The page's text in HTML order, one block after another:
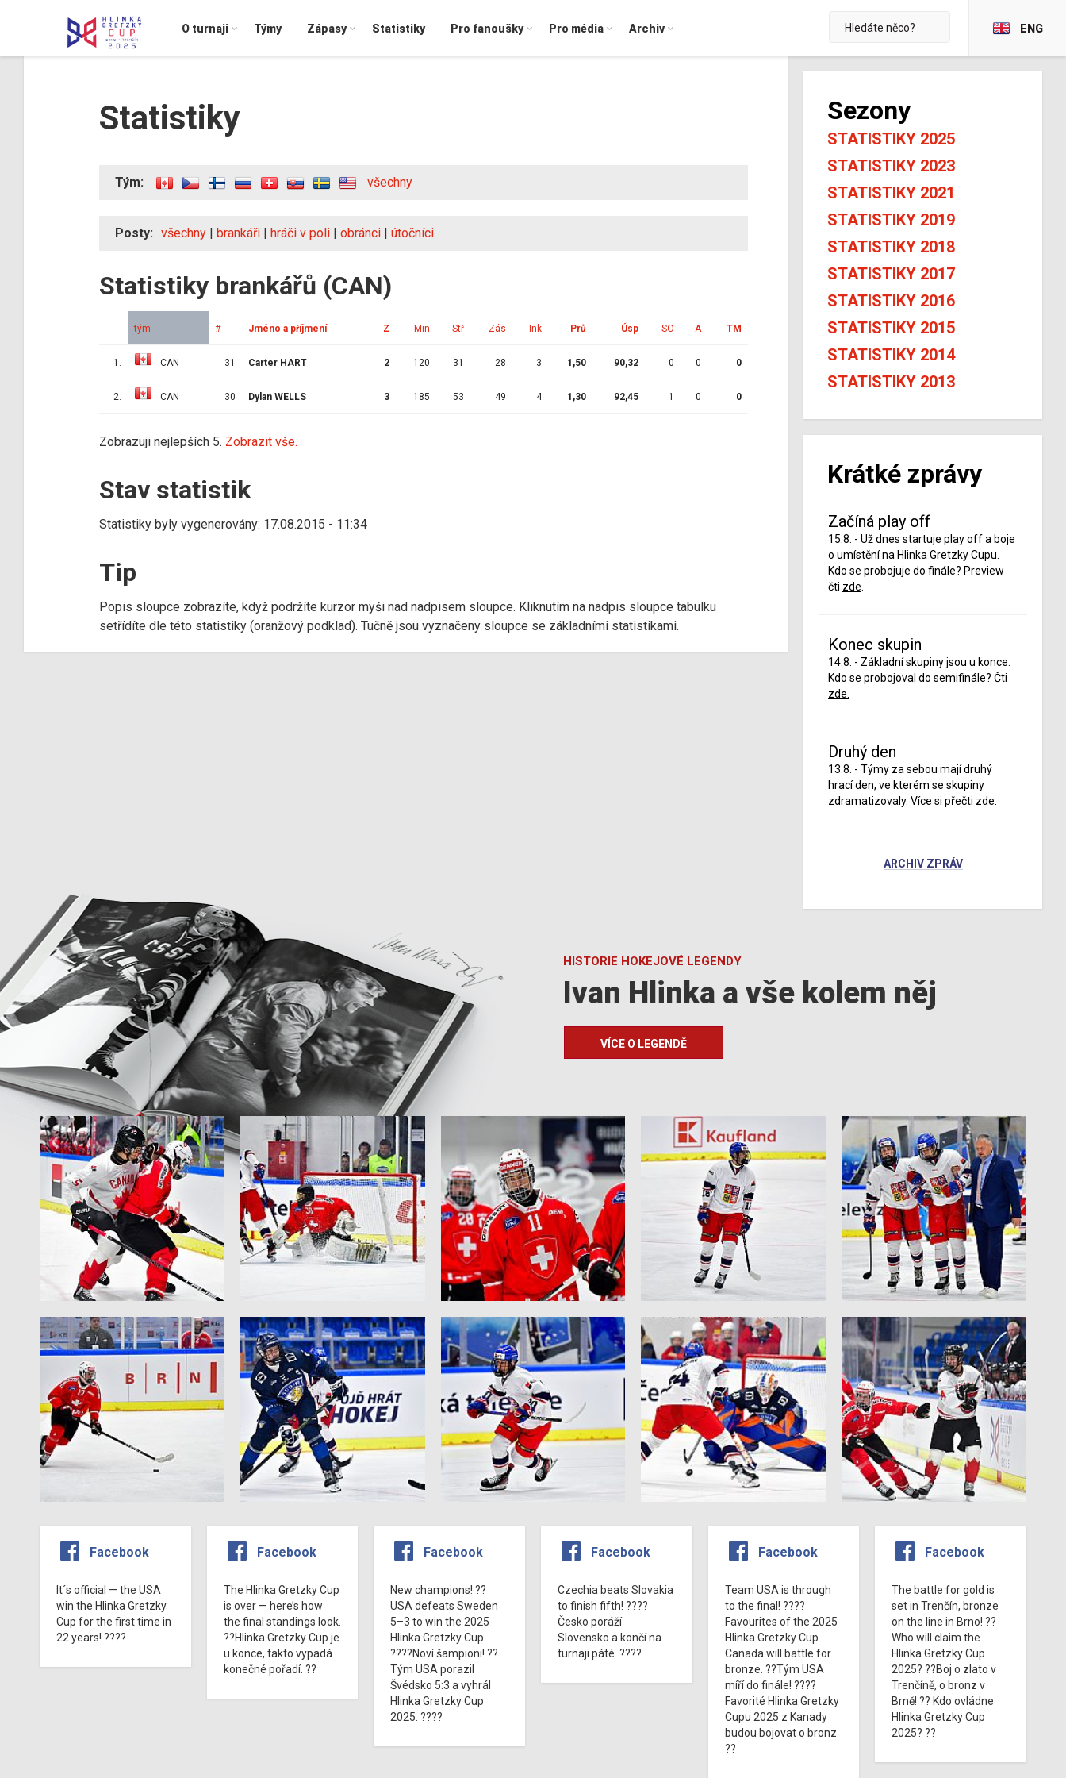
O turnaji Týmy Zápasy Statistiky Pro fanoušky Pro média Archiv ENG
Statistiky
Tým: všechny
Posty: všechny | brankáři | hráči v poli | obránci | útočníci
Statistiky brankářů (CAN)
tým # Jméno a příjmení Z Min Stř Zás Ink Prů Úsp SO A TM
1. CAN 31 Carter HART 2 120 31 28 3 1,50 90,32 0 0 0
2. CAN 30 Dylan WELLS 3 185 53 49 4 1,30 92,45 1 0 0
Zobrazuji nejlepších 5. Zobrazit vše.
Stav statistik
Statistiky byly vygenerovány: 17.08.2015 - 11:34
Tip
Popis sloupce zobrazíte, když podržíte kurzor myši nad nadpisem sloupce. Kliknutím na nadpis sloupce tabulku
setřídíte dle této statistiky (oranžový podklad). Tučně jsou vyznačeny sloupce se základními statistikami.
Sezony
STATISTIKY 2025
STATISTIKY 2023
STATISTIKY 2021
STATISTIKY 2019
STATISTIKY 2018
STATISTIKY 2017
STATISTIKY 2016
STATISTIKY 2015
STATISTIKY 2014
STATISTIKY 2013
Krátké zprávy
Začíná play off
15.8. - Už dnes startuje play off a boje
o umístění na Hlinka Gretzky Cupu.
Kdo se probojuje do finále? Preview
čti zde
Konec skupin
14.8. - Základní skupiny jsou u konce.
Kdo se probojoval do semifinále? Čti
zde.
Druhý den
13.8. - Týmy za sebou mají druhý
hrací den, ve kterém se skupiny
zdramatizovaly. Více si přečti zde
ARCHIV ZPRÁV
HISTORIE HOKEJOVÉ LEGENDY
Ivan Hlinka a vše kolem něj
VÍCE O LEGENDĚ
Facebook
It´s official — the USA
win the Hlinka Gretzky
Cup for the first time in
22 years! ????
Facebook
The Hlinka Gretzky Cup
is over — here’s how
the final standings look.
??Hlinka Gretzky Cup je
u konce, takto vypadá
konečné pořadí. ??
Facebook
New champions! ??
USA defeats Sweden
5–3 to win the 2025
Hlinka Gretzky Cup.
????Noví šampioni! ??
Tým USA porazil
Švédsko 5:3 a vyhrál
Hlinka Gretzky Cup
2025. ????
Facebook
Czechia beats Slovakia
to finish fifth! ????
Česko poráží
Slovensko a končí na
turnaji páté. ????
Facebook
Team USA is through
to the final! ????
Favourites of the 2025
Hlinka Gretzky Cup
Canada will battle for
bronze. ??Tým USA
míří do finále! ????
Favorité Hlinka Gretzky
Cupu 2025 z Kanady
budou bojovat o bronz.
??
Facebook
The battle for gold is
set in Trenčín, bronze
on the line in Brno! ??
Who will claim the
Hlinka Gretzky Cup
2025? ??Boj o zlato v
Trenčíně, o bronz v
Brně! ?? Kdo ovládne
Hlinka Gretzky Cup
2025? ??